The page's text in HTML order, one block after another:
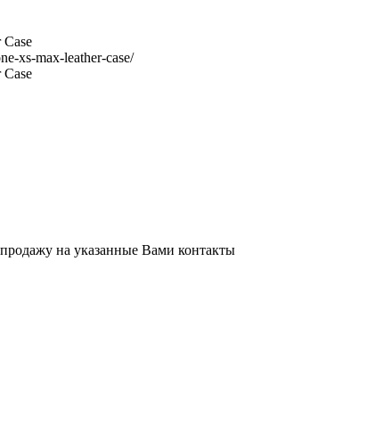
xs-max-leather-case/
на указанные Вами контакты